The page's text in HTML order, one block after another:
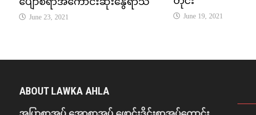
June 23, 2021 June 19, 2021
ABOUT LAWKA AHLA